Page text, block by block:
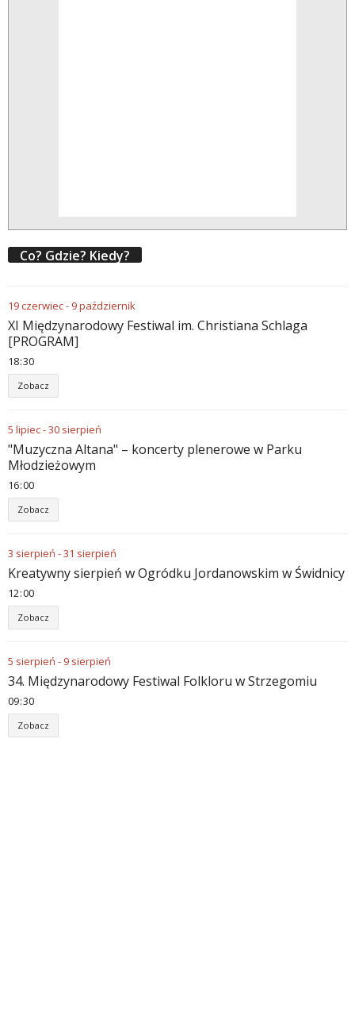
Co? Gdzie? Kiedy?
19czerwiec- 9październik
XI Międzynarodowy Festiwal im. Christiana Schlaga
[PROGRAM]
18 30
Zobacz
5 lipiec-30 sierpień
"Muzyczna Altana" – koncerty plenerowe w Parku
Młodzieżowym
16 00
Zobacz
3 sierpień -31 sierpień
Kreatywny sierpień w Ogródku Jordanowskim w Świdnicy
12 00
Zobacz
5 sierpień - 9 sierpień
34. Międzynarodowy Festiwal Folkloru w Strzegomiu
09 30
Zobacz